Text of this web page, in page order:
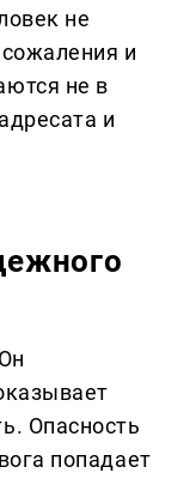
не
и
не в
и
Опасность
попадает